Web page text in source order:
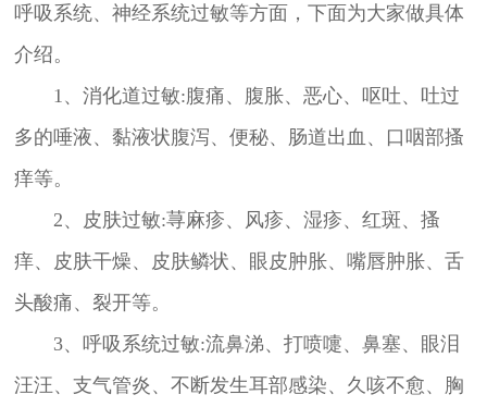
呼吸系统、神经系统过敏等方面，下面为大家做具体
介绍。
1、消化道过敏:腹痛、腹胀、恶心、呕吐、吐过
多的唾液、黏液状腹泻、便秘、肠道出血、口咽部搔
痒等。
2、皮肤过敏:荨麻疹、风疹、湿疹、红斑、搔
痒、皮肤干燥、皮肤鳞状、眼皮肿胀、嘴唇肿胀、舌
头酸痛、裂开等。
3、呼吸系统过敏:流鼻涕、打喷嚏、鼻塞、眼泪
汪汪、支气管炎、不断发生耳部感染、久咳不愈、胸